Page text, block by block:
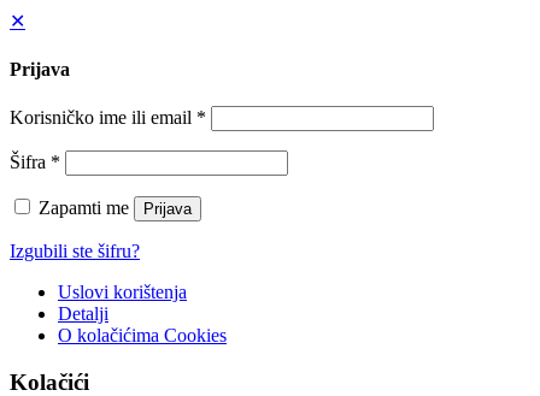
✕
Prijava
Korisničko ime ili email *
Šifra *
Zapamti me Prijava
Izgubili ste šifru?
Uslovi korištenja
Detalji
O kolačićima Cookies
Kolačići